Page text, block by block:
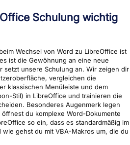
Schulung wichtig
Wechsel von Word zu LibreOffice ist
ist die Gewöhnung an eine neue
setzt unsere Schulung an. Wir zeigen dir
vergleichen die
klassischen Menüleiste und dem
Stil) in LibreOffice und trainieren die
Besonderes Augenmerk legen
du komplexe Word-Dokumente
so ein, dass es standardmäßig im
wie gehst du mit VBA-Makros um, die du